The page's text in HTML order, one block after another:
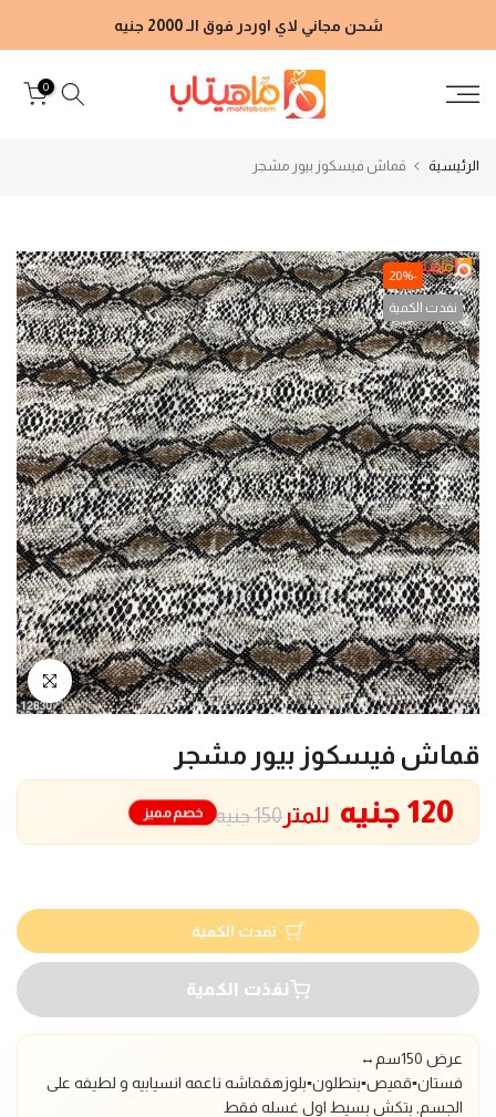
إلى
شحن مجاني لاي اوردر فوق الـ 2000 جنيه
0
الرئيسية قماش فيسكوز بيور مشجر
-20%
نفدت الكمية
انقر للتكبير
قماش فيسكوز بيور مشجر
150 جنيه 120 جنيه للمتر خصم مميز
نفدت الكمية
نفذت الكمية
عرض 150سم↔️
فستان▪️قميص▪️بنطلون▪️بلوزهقماشه ناعمه انسيابيه و لطيفه على
الجسم, بتكش بسيط اول غسله فقط